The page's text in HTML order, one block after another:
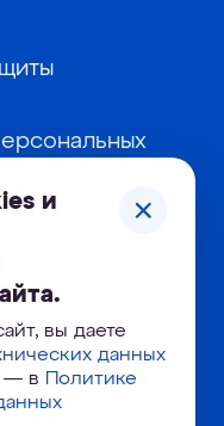
и
вы даете
данных
— в
Политике
в форме
сервиса
файлов